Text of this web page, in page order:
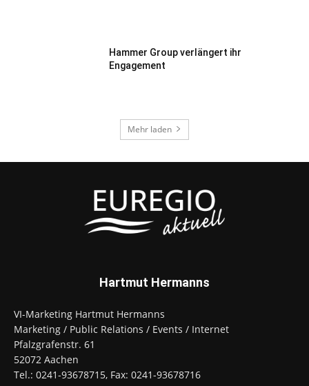
Hammer Group verlängert ihr
Engagement
Mehr laden
Hartmut Hermanns
VI-Marketing Hartmut Hermanns
Marketing / Public Relations / Events / Internet
Pfalzgrafenstr. 61
52072 Aachen
Tel.: 0241-93678715, Fax: 0241-93678716